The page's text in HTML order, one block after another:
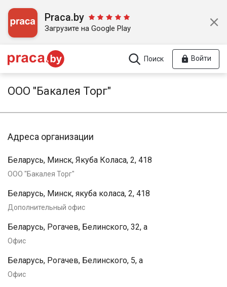
Praca.by
Загрузите на Google Play
Поиск Войти
ООО "Бакалея Торг"
Адреса организации
Беларусь, Минск, Якуба Коласа, 2, 418
ООО "Бакалея Торг"
Беларусь, Минск, якуба коласа, 2, 418
Дополнительный офис
Беларусь, Рогачев, Белинского, 32, а
Офис
Беларусь, Рогачев, Белинского, 5, а
Офис